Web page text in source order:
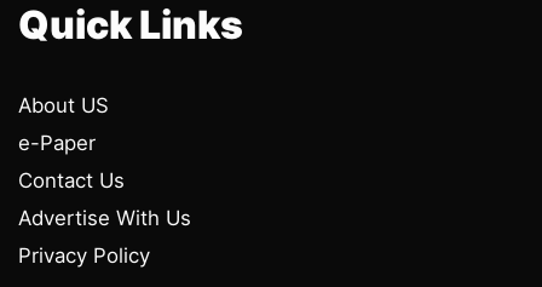
Quick Links
About US
e-Paper
Contact Us
Advertise With Us
Privacy Policy